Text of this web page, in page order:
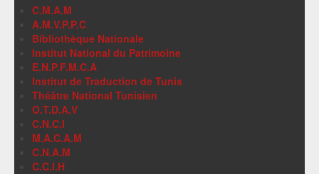
C.M.A.M
A.M.V.P.P.C
Bibliothèque Nationale
Institut National du Patrimoine
E.N.P.F.M.C.A
Institut de Traduction de Tunis
Théâtre National Tunisien
O.T.D.A.V
C.N.C.I
M.A.C.A.M
C.N.A.M
C.C.I.H